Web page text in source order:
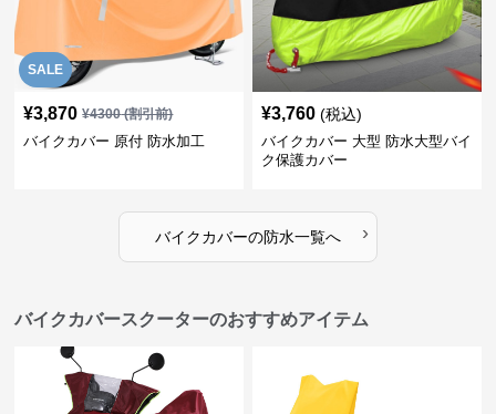
SALE
¥3,870 ¥4300(割引前)
バイクカバー 原付 防水加工
¥3,760 (税込)
バイクカバー 大型 防水大型バイ
ク保護カバー
バイクカバーの防水一覧へ ›
バイクカバースクーターのおすすめアイテム